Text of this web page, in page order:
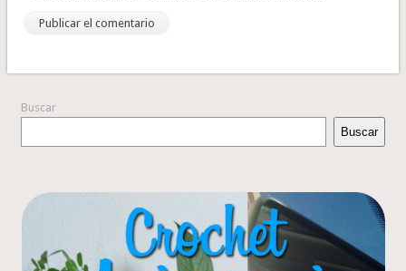
Buscar
Buscar